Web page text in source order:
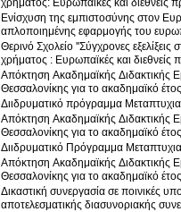
Ενίσχυση της εμπιστοσύνης στον
απλοποιημένης εφαρμογής του
Θερινό Σχολείο ''Σύγχρονες
χρήματος : Ευρωπαϊκές και διεθνείς
Απόκτηση Ακαδημαϊκής Διδακτικής
Θεσσαλονίκης για τo ακαδημαϊκό
Διιδρυματικό πρόγραμμα
Απόκτηση Ακαδημαϊκής Διδακτικής
Θεσσαλονίκης για το ακαδημαϊκό
Διιδρυματικό Πρόγραμμα
Απόκτηση Ακαδημαϊκής Διδακτικής
Θεσσαλονίκης για το ακαδημαϊκό
Δικαστική συνεργασία σε ποινικές
αποτελεσματικής διασυνοριακής